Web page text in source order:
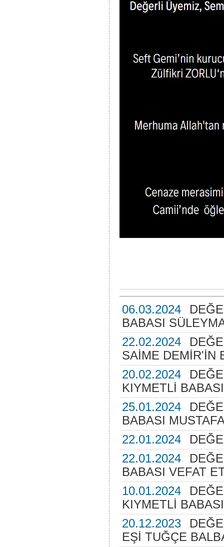
06.03.2024
BABASI
22.02.2024
SAİME DEMİR'İN
20.02.2024
KIYMETLİ
25.01.2024
BABASI
22.01.2024
22.01.2024
BABASI VEFAT
10.01.2024
KIYMETLİ
20.12.2023
EŞİ TUĞÇE